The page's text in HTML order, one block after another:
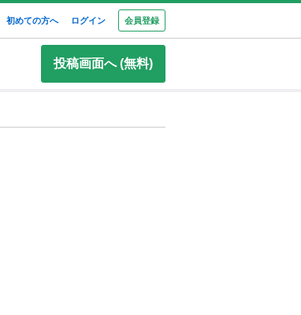
初めての方へ ログイン 会員登録
投稿画面へ (無料)